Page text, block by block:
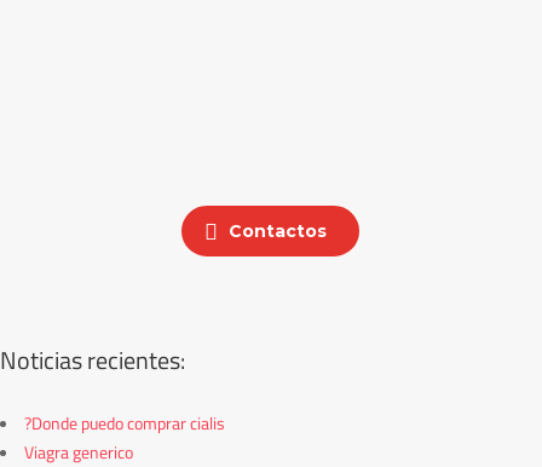
Contactos
Noticias recientes:
?Donde puedo comprar cialis
Viagra generico